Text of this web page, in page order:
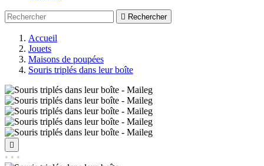
 Rechercher
Accueil
Jouets
Maisons de poupées
Souris triplés dans leur boîte

• • •